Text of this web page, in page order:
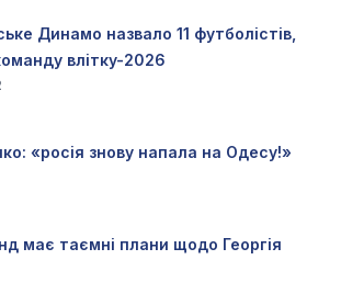
Динамо назвало 11 футболістів,
влітку-2026
«росія знову напала на Одесу!»
має таємні плани щодо Георгія